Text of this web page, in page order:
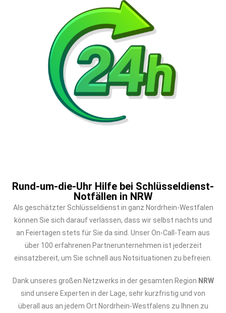
Rund-um-die-Uhr Hilfe bei Schlüsseldienst-
Notfällen in NRW
Als geschätzter Schlüsseldienst in ganz Nordrhein-Westfalen
können Sie sich darauf verlassen, dass wir selbst nachts und
an Feiertagen stets für Sie da sind. Unser On-Call-Team aus
über 100 erfahrenen Partnerunternehmen ist jederzeit
einsatzbereit, um Sie schnell aus Notsituationen zu befreien.
Dank unseres großen Netzwerks in der gesamten Region NRW
sind unsere Experten in der Lage, sehr kurzfristig und von
überall aus an jedem Ort Nordrhein-Westfalens zu Ihnen zu